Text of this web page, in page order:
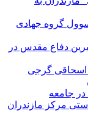
گروه جهادی
دفاع مقدس در
اسحاقی گرجی
جامعه
مرکز مازندران